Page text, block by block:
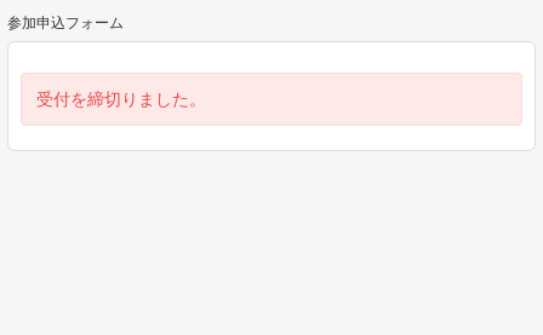
参加申込フォーム
受付を締切りました。